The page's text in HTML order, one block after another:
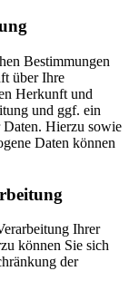
Bestimmungen
über Ihre
Herkunft und
und ggf. ein
Hierzu sowie
Daten können
Ihrer
können Sie sich
der